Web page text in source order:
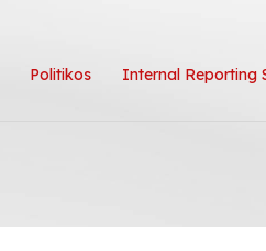
Politikos Internal Reporting